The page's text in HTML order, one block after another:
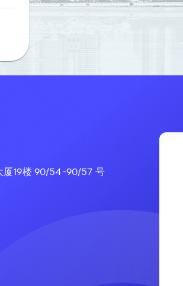
厦19楼 90/54-90/57 号